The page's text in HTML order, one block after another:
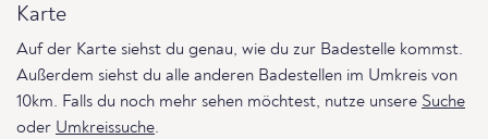
Karte
Auf der Karte siehst du genau, wie du zur Badestelle kommst.
Außerdem siehst du alle anderen Badestellen im Umkreis von
10km. Falls du noch mehr sehen möchtest, nutze unsere Suche
oder Umkreissuche.